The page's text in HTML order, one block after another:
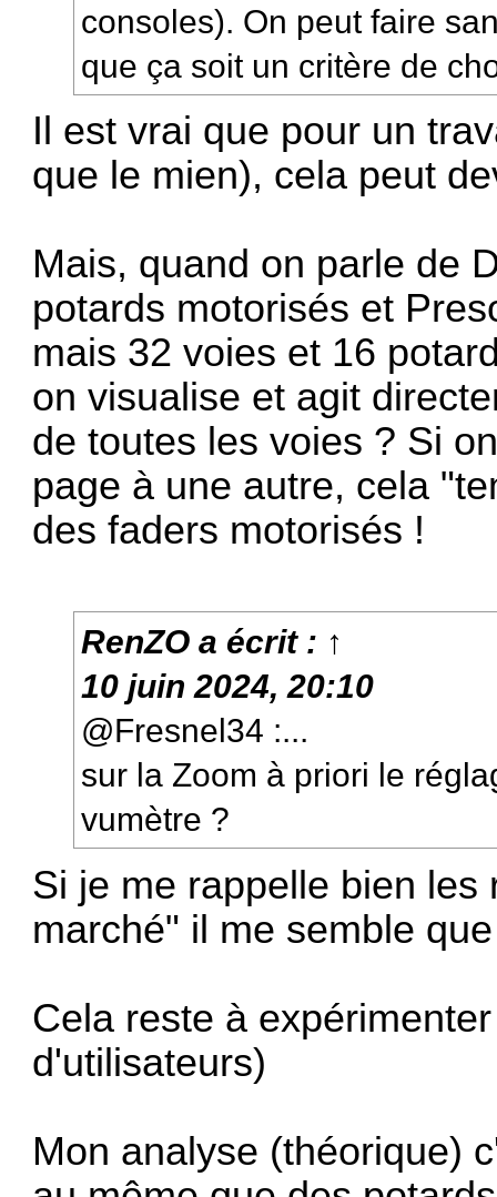
consoles). On peut faire
que ça soit un critère de
Il est vrai que pour un
que le mien), cela peut
Mais, quand on parle de
potards motorisés et
mais 32 voies et 16
on visualise et agit
de toutes les voies ? Si
page à une autre, cela
des faders motorisés !
RenZO a écrit : ↑
10 juin 2024, 20:10
@Fresnel34 :...
sur la Zoom à priori le
vumètre ?
Si je me rappelle bien
marché" il me semble
Cela reste à
d'utilisateurs)
Mon analyse (théorique)